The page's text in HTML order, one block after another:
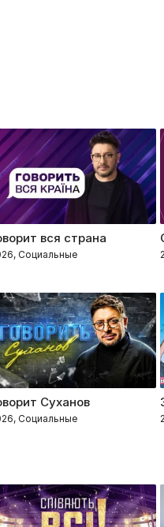
вся страна
Социальные
Социальные
Суханов
Социальные